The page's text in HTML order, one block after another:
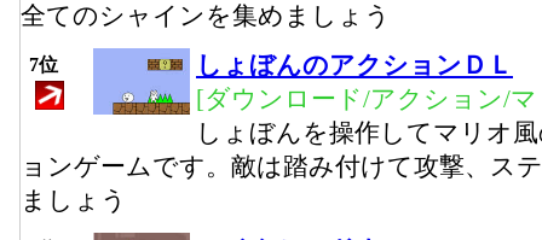
全てのシャインを集めましょう
7位
しょぼんのアクションＤＬ
[ダウンロード/アクション/
しょぼんを操作してマリオ
ョンゲームです。敵は踏み付けて攻撃、ス
ましょう